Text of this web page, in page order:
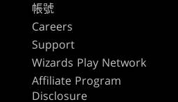
帳號
Careers
Support
Wizards Play Network
Affiliate Program
Disclosure